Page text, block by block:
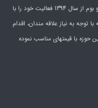
تیم هنری کلک عشق با هدف اعتلای هنر این مرز و بوم از سال 1394 فعالیت خود را با
توجه به نیاز علاقه مندان، اقدام
حوزه با قیمتهای مناسب نموده